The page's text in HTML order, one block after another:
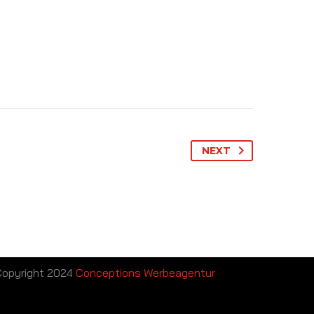
NEXT
2024 Conceptions Werbeagentur